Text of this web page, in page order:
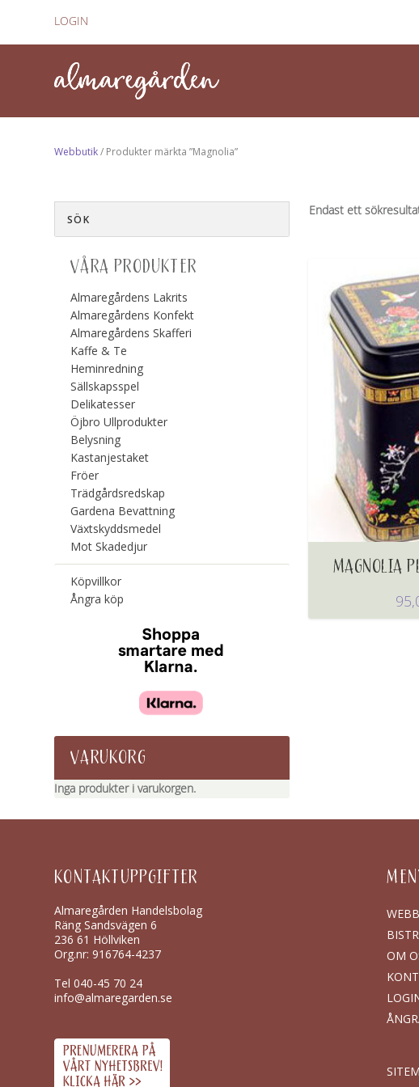
LOGIN
Webbutik/ Produkter märkta ”Magnolia”
Endast ett
MAGNOLIA
VÅRA PRODUKTER
Almaregårdens Lakrits
Almaregårdens Konfekt
Almaregårdens Skafferi
Kaffe & Te
Heminredning
Sällskapsspel
Delikatesser
Öjbro Ullprodukter
Belysning
Kastanjestaket
Fröer
Trädgårdsredskap
Gardena Bevattning
Växtskyddsmedel
Mot Skadedjur
Köpvillkor
Ångra köp
VARUKORG
Inga produkter i varukorgen.
KONTAKTUPPGIFTER
Almaregården Handelsbolag
Räng Sandsvägen 6
236 61 Höllviken
Org.nr: 916764-4237
Tel040-45 70 24
info@almaregarden.se
OM